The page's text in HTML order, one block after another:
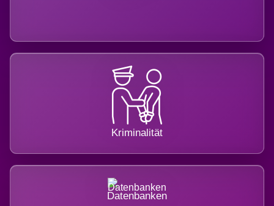
Kriminalität
Datenbanken